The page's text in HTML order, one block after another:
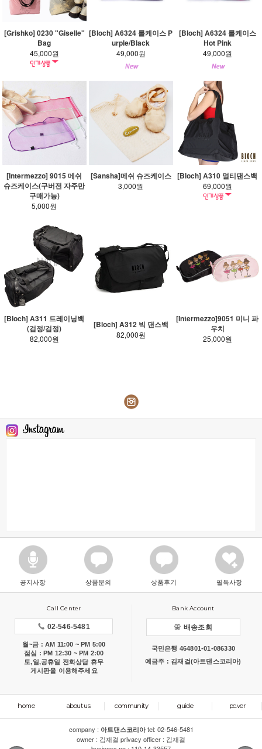
[Grishko] 0230 "Giselle"
Bag
45,000원
[Bloch] A6324 롤케이스 P
urple/Black
49,000원
[Bloch] A6324 롤케이스
Hot Pink
49,000원
[Intermezzo] 9015 메쉬
슈즈케이스(구버전 자주만
구매가능)
5,000원
[Sansha]메쉬 슈즈케이스
3,000원
[Bloch] A310 멀티댄스백
69,000원
[Bloch] A311 트레이닝백
(검정/검정)
82,000원
[Bloch] A312 빅 댄스백
82,000원
[Intermezzo]9051 미니 파
우치
25,000원
공지사항 상품문의 상품후기 필독사항
Call Center
02-546-5481
월~금 : AM 11:00 ~ PM 5:00
점심 : PM 12:30 ~ PM 2:00
토,일,공휴일 전화상담 휴무
게시판을 이용해주세요
Bank Account
배송조회
국민은행 464801-01-086330
예금주 : 김재걸(아트댄스코리아)
home about us community guide pc.ver
company : 아트댄스코리아tel: 02-546-5481
owner : 김재걸 privacy officer : 김재걸